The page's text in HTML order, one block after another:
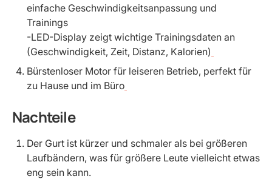
einfache Geschwindigkeitsanpassung und
Trainings
-LED-Display zeigt wichtige Trainingsdaten an
(Geschwindigkeit, Zeit, Distanz, Kalorien)
Bürstenloser Motor für leiseren Betrieb, perfekt für
zu Hause und im Büro
Nachteile
Der Gurt ist kürzer und schmaler als bei größeren
Laufbändern, was für größere Leute vielleicht etwas
eng sein kann.